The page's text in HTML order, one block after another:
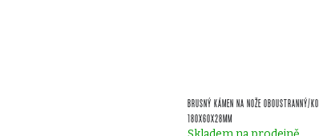
BRUSNÝ KÁMEN NA NOŽE OBOUSTRANNÝ/
180X60X28MM